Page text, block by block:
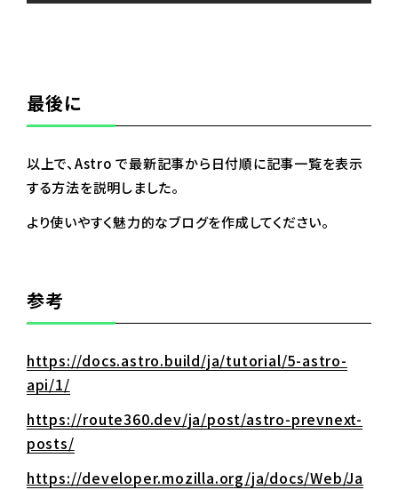
最後に
以上で、Astro で最新記事から日付順に記事一覧を表示
する方法を説明しました。
より使いやすく魅力的なブログを作成してください。
参考
https://docs.astro.build/ja/tutorial/5-astro-
api/1/
https://route360.dev/ja/post/astro-prevnext-
posts/
https://developer.mozilla.org/ja/docs/Web/Ja